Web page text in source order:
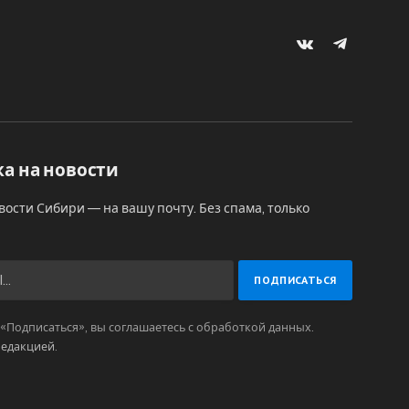
VKontakteTelegram
на новости
Сибири — на вашу почту. Без спама, только
вы соглашаетесь с обработкой данных.
.